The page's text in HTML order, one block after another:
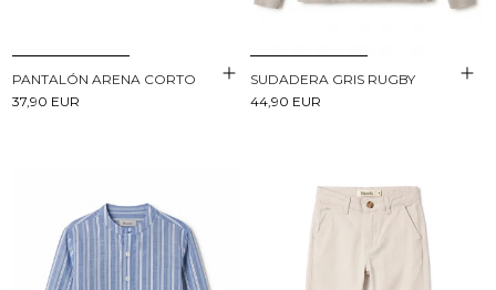
PANTALÓN ARENA CORTO
37,90 EUR
SUDADERA GRIS RUGBY
44,90 EUR